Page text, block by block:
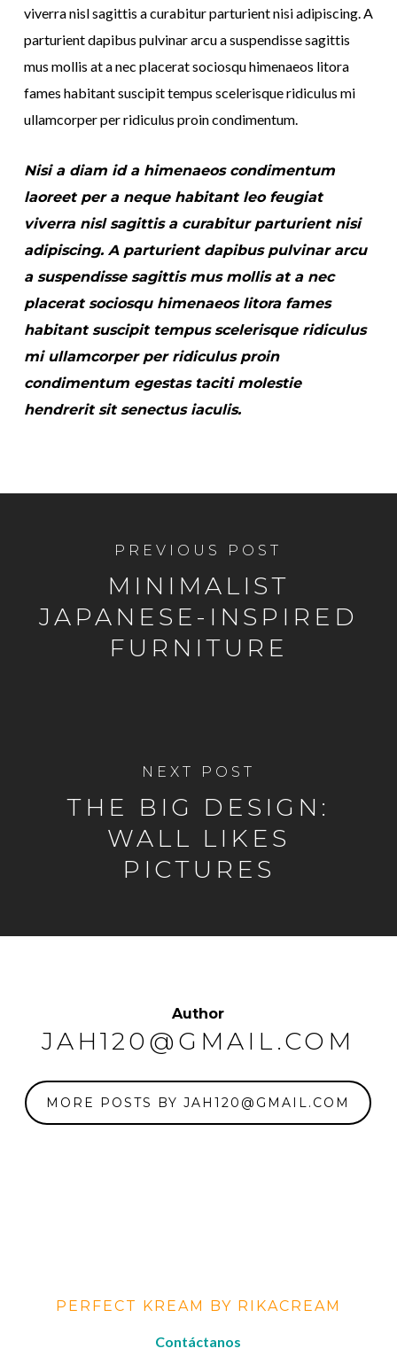
viverra nisl sagittis a curabitur parturient nisi adipiscing. A
parturient dapibus pulvinar arcu a suspendisse sagittis
mus mollis at a nec placerat sociosqu himenaeos litora
fames habitant suscipit tempus scelerisque ridiculus mi
ullamcorper per ridiculus proin condimentum.
Nisi a diam id a himenaeos condimentum
laoreet per a neque habitant leo feugiat
viverra nisl sagittis a curabitur parturient nisi
adipiscing. A parturient dapibus pulvinar arcu
a suspendisse sagittis mus mollis at a nec
placerat sociosqu himenaeos litora fames
habitant suscipit tempus scelerisque ridiculus
mi ullamcorper per ridiculus proin
condimentum egestas taciti molestie
hendrerit sit senectus iaculis.
PREVIOUS POST
MINIMALIST
JAPANESE-INSPIRED
FURNITURE
NEXT POST
THE BIG DESIGN:
WALL LIKES
PICTURES
Author
JAH120@GMAIL.COM
MORE POSTS BY JAH120@GMAIL.COM
PERFECT KREAM BY RIKACREAM
Contáctanos